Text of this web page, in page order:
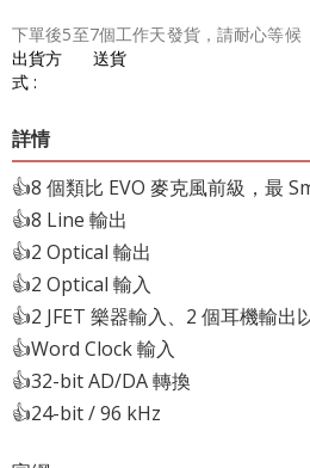
下單後5至7個工作天發貨，請耐心等候
出貨方
式 :
送貨
詳情
👍8 個類比 EVO 麥克風前級，最
👍8 Line 輸出
👍2 Optical 輸出
👍2 Optical 輸入
👍2 JFET 樂器輸入、2 個耳機輸出
👍Word Clock 輸入
👍32-bit AD/DA 轉換
👍24-bit / 96 kHz